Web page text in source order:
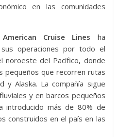
en las comunidades
American Cruise Lines ha
operaciones por todo el
noroeste del Pacífico, donde
pequeños que recorren rutas
y Alaska. La compañía sigue
y en barcos pequeños
introducido más de 80% de
construidos en el país en las